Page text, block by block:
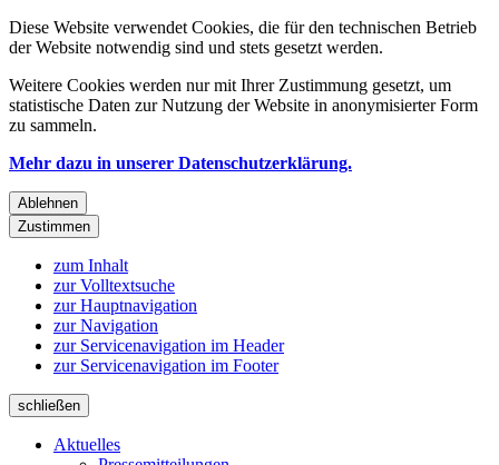
Diese Website verwendet Cookies, die für den technischen Betrieb
der Website notwendig sind und stets gesetzt werden.
Weitere Cookies werden nur mit Ihrer Zustimmung gesetzt, um
statistische Daten zur Nutzung der Website in anonymisierter Form
zu sammeln.
Mehr dazu in unserer Datenschutzerklärung.
Ablehnen
Zustimmen
zum Inhalt
zur Volltextsuche
zur Hauptnavigation
zur Navigation
zur Servicenavigation im Header
zur Servicenavigation im Footer
schließen
Aktuelles